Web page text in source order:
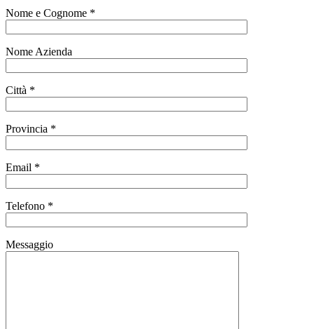
Nome e Cognome *
Nome Azienda
Città *
Provincia *
Email *
Telefono *
Messaggio